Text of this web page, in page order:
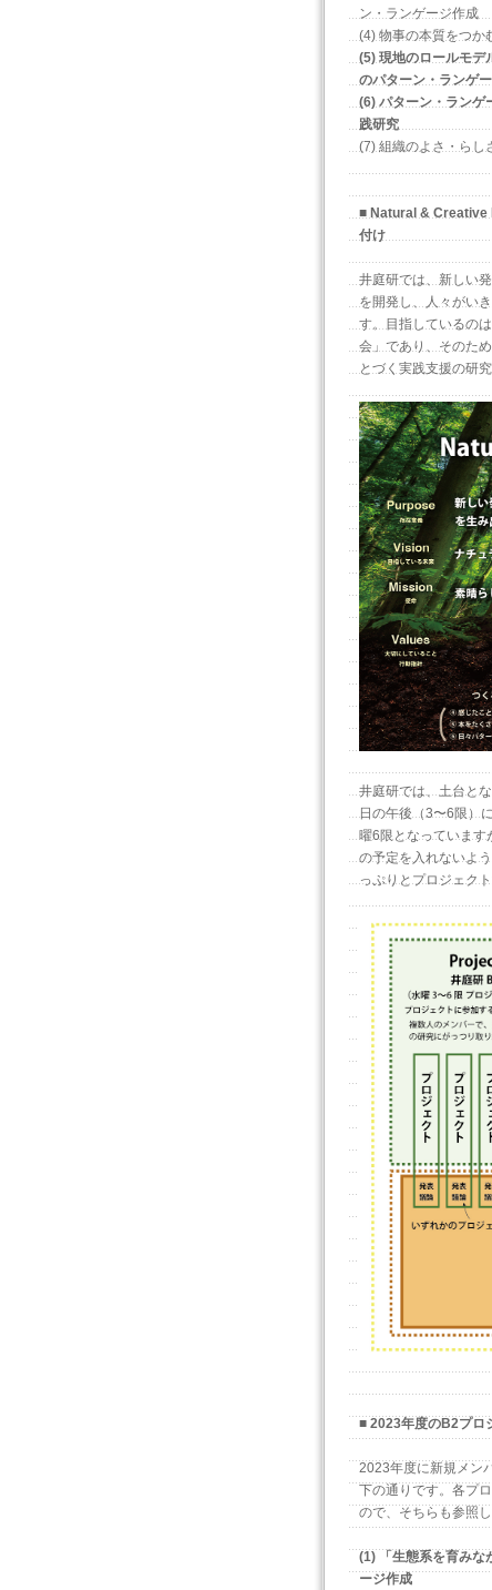
ン・ランゲージ作成
(4) 物事の本質をつか
(5) 現地のロールモデ
のパターン・ランゲ
(6) パターン・ランゲ
践研究
(7) 組織のよさ・らし
■ Natural & Creative
付け
井庭研では、新しい
を開発し、人々がい
す。目指しているの
会」であり、そのた
とづく実践支援の研
井庭研では、土台と
日の午後（3〜6限）
曜6限となっていま
の予定を入れないよ
っぷりとプロジェク
■ 2023年度のB2プロ
2023年度に新規メン
下の通りです。各プ
ので、そちらも参照し
(1) 「生態系を育みな
ージ作成